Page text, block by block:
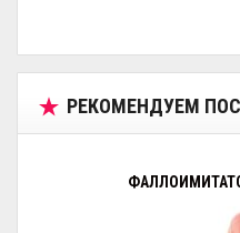
РЕКОМЕНДУЕМ